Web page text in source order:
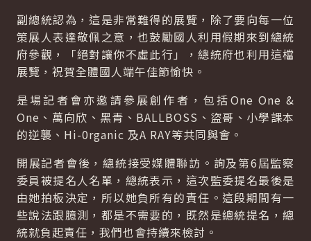
副總統認為，這是非常難得的展覽，除了要向每一位
策展人表達敬佩之意，也鼓勵國人利用假期來到總統
府參觀，「絕對讓你不虛此行」，總統府也利用這檔
展覽，祝賀全體國人端午佳節愉快。
是場記者會亦邀請參展創作者，包括One One &
One、萬向欣、黑青、BALLBOSS、盜哥、小學課本
的逆襲、Hi-0rganic 及A RAY等共同與會。
開展記者會後，總統接受媒體聯訪。詢及第6屆監察
委員被提名人名單，總統表示，這次監委提名最後是
由她拍板決定，所以她負所有的責任。這段期間有一
些說法跟臆測，都是不需要的，既然是總統提名，總
統就負起責任，我們也會持續來檢討。